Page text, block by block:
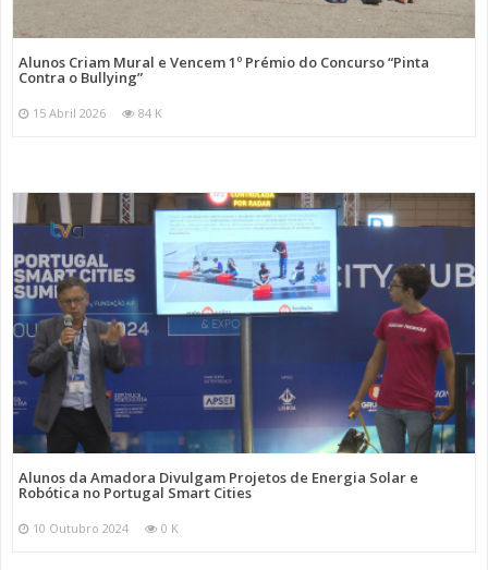
Alunos Criam Mural e Vencem 1º Prémio do Concurso “Pinta
Contra o Bullying”
15 Abril 2026 84 K
Alunos da Amadora Divulgam Projetos de Energia Solar e
Robótica no Portugal Smart Cities
10 Outubro 2024 0 K